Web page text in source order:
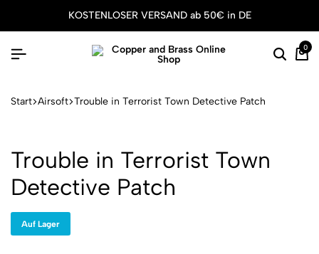
KOSTENLOSER VERSAND ab 50€ in DE
Suche
0
Start Airsoft Trouble in Terrorist Town Detective Patch
Trouble in Terrorist Town
Detective Patch
Auf Lager